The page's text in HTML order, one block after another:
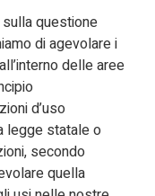
questione
di agevolare i
delle aree
d’uso
legge statale o
secondo
quella